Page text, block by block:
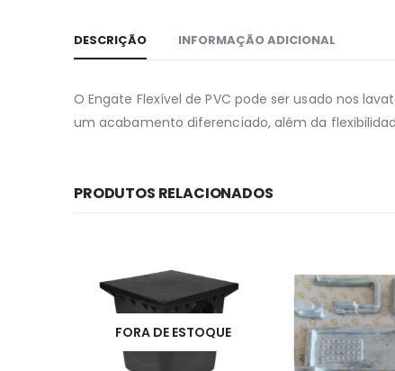
DESCRIÇÃO INFORMAÇÃO ADICIONAL
O Engate Flexível de PVC pode ser usado nos
um acabamento diferenciado, além da
PRODUTOS RELACIONADOS
FORA DE ESTOQUE